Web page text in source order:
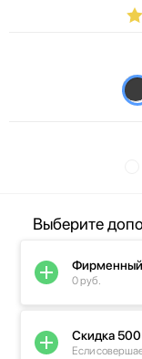
Выберите
Фирменный
0 руб.
Скидка 500
Если